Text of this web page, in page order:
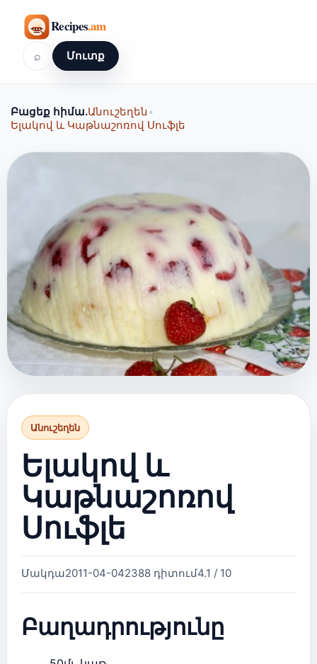
⌕ Մուտք
Բացեք հիմա.Անուշեղեն•
Ելակով և Կաթնաշոռով Սուֆլե
Անուշեղեն
Ելակով և
Կաթնաշոռով
Սուֆլե
Մակդա2011-04-042388 դիտում4.1 / 10
Բաղադրությունը